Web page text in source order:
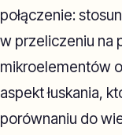
połączenie:
w przeliczeniu na
mikroelementów
aspekt łuskania,
porównaniu do